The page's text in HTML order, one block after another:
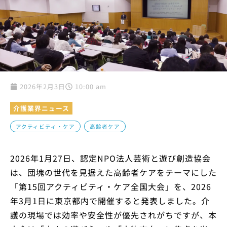
2026年2月3日 10:00 am
介護業界ニュース
アクティビティ・ケア , 高齢者ケア
2026年1月27日、認定NPO法人芸術と遊び創造協会
は、団塊の世代を見据えた高齢者ケアをテーマにした
「第15回アクティビティ・ケア全国大会」を、2026
年3月1日に東京都内で開催すると発表しました。介
護の現場では効率や安全性が優先されがちですが、本